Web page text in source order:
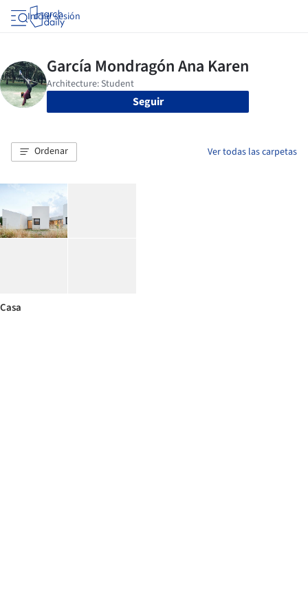
Iniciar sesión
Seguir
Ordenar Ver todas las carpetas
Casa